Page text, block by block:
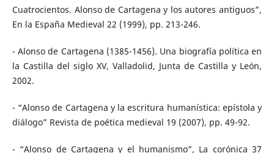
Cuatrocientos. Alonso de Cartagena y los autores antiguos”,
En la España Medieval 22 (1999), pp. 213-246.
- Alonso de Cartagena (1385-1456). Una biografía política en
la Castilla del siglo XV, Valladolid, Junta de Castilla y León,
2002.
- “Alonso de Cartagena y la escritura humanística: epístola y
diálogo” Revista de poética medieval 19 (2007), pp. 49-92.
- “Alonso de Cartagena y el humanismo”, La corónica 37